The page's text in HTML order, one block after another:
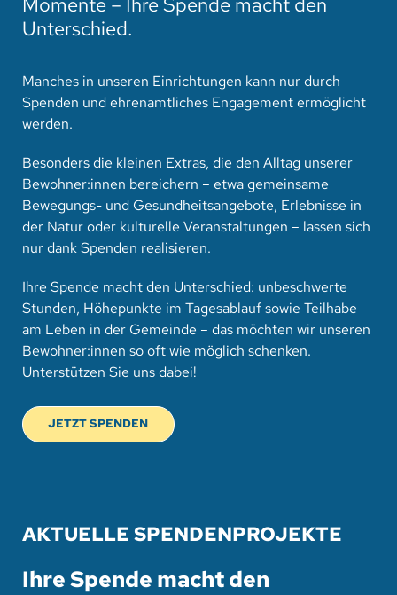
Unterschied.
Manches in unseren Einrichtungen kann nur durch
Spenden und ehrenamtliches Engagement ermöglicht
werden.
Besonders die kleinen Extras, die den Alltag unserer
Bewohner:innen bereichern – etwa gemeinsame
Bewegungs- und Gesundheitsangebote, Erlebnisse in
der Natur oder kulturelle Veranstaltungen – lassen sich
nur dank Spenden realisieren.
Ihre Spende macht den Unterschied: unbeschwerte
Stunden, Höhepunkte im Tagesablauf sowie Teilhabe
am Leben in der Gemeinde – das möchten wir unseren
Bewohner:innen so oft wie möglich schenken.
Unterstützen Sie uns dabei!
JETZT SPENDEN
AKTUELLE SPENDENPROJEKTE
Ihre Spende macht den